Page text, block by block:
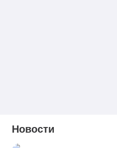
Новости